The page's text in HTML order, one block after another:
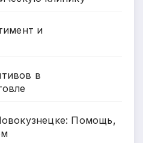
и
в
Помощь,